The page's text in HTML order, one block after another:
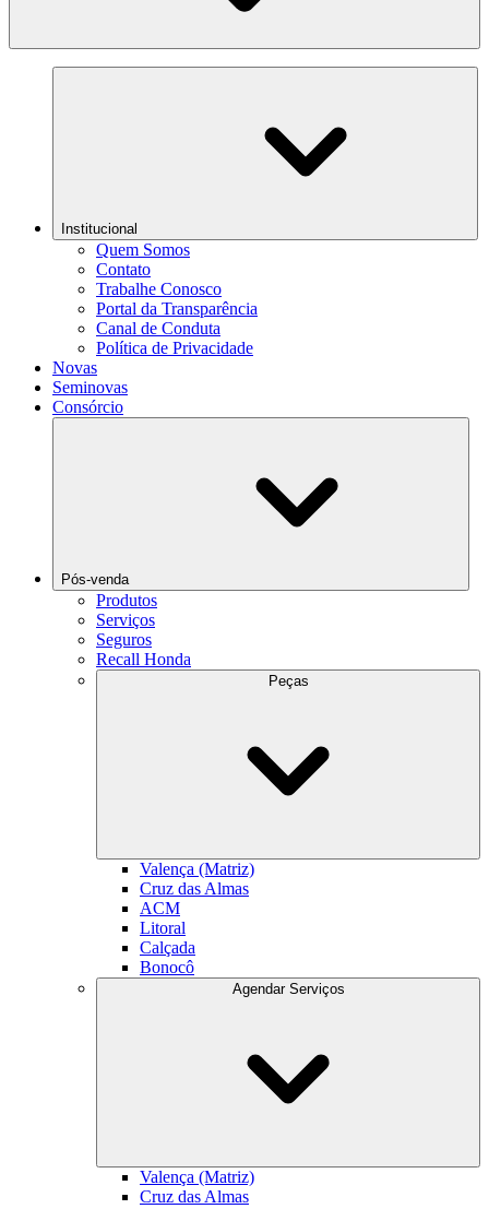
Institucional
Quem Somos
Contato
Trabalhe Conosco
Portal da Transparência
Canal de Conduta
Política de Privacidade
Novas
Seminovas
Consórcio
Pós-venda
Produtos
Serviços
Seguros
Recall Honda
Valença (Matriz)
Cruz das Almas
ACM
Litoral
Calçada
Bonocô
Valença (Matriz)
Cruz das Almas